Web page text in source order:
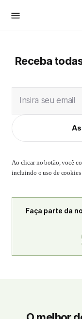
Receba
Insira seu email
Ao clicar no botão, você
incluindo o uso de
Faça parte da